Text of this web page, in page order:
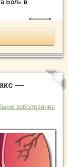
Боль в
—
заболевания